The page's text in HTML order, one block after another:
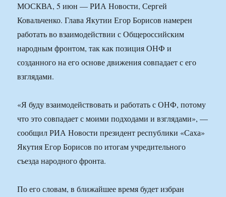
МОСКВА, 5 июн — РИА Новости, Сергей
Ковальченко. Глава Якутии Егор Борисов намерен
работать во взаимодействии с Общероссийским
народным фронтом, так как позиция ОНФ и
созданного на его основе движения совпадает с его
взглядами.
«Я буду взаимодействовать и работать с ОНФ, потому
что это совпадает с моими подходами и взглядами», —
сообщил РИА Новости президент республики «Саха»
Якутия Егор Борисов по итогам учредительного
съезда народного фронта.
По его словам, в ближайшее время будет избран